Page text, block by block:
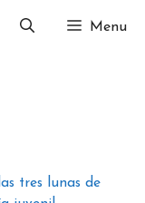
Menu